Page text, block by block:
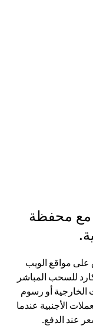
مع محفظة
على مواقع الويب
للسحب المباشر
أو رسوم
الأجنبية عندما
عند الدفع.